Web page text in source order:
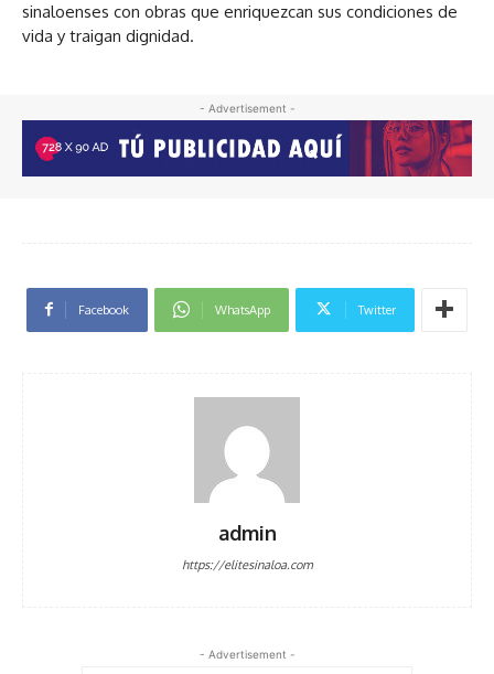
sinaloenses con obras que enriquezcan sus condiciones de
vida y traigan dignidad.
- Advertisement -
Facebook WhatsApp Twitter
admin
https://elitesinaloa.com
- Advertisement -